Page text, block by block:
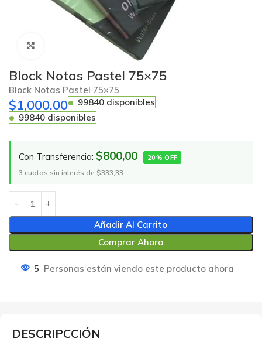
Block Notas Pastel 75×75
Block Notas Pastel 75×75
$1,000.00
99840 disponibles
99840 disponibles
Con Transferencia: $800,00 20% OFF
3 cuotas sin interés de $333,33
Añadir Al Carrito
Comprar Ahora
5 Personas están viendo este producto ahora
DESCRIPCCIÓN